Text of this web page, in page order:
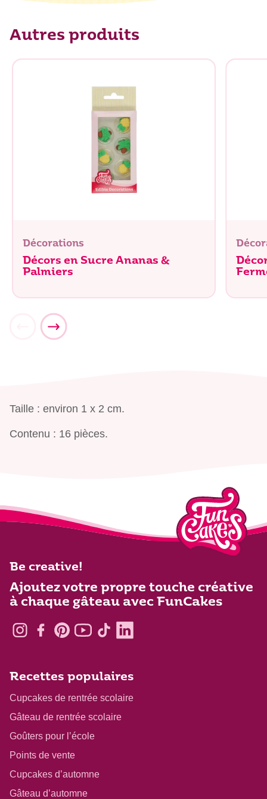
Glucides
Protéines
Sel
0 g
Autres produits
Décorations
Décors en Sucre Ananas &
Palmiers
Taille : environ 1 x 2 cm.
Contenu : 16 pièces.
Be creative!
Ajoutez votre propre touche créative
à chaque gâteau avec FunCakes
Recettes populaires
Cupcakes de rentrée scolaire
Gâteau de rentrée scolaire
Goûters pour l’école
Points de vente
Cupcakes d’automne
Gâteau d’automne